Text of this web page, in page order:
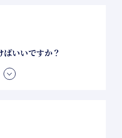
いいですか？
、専用のウェアでなくても